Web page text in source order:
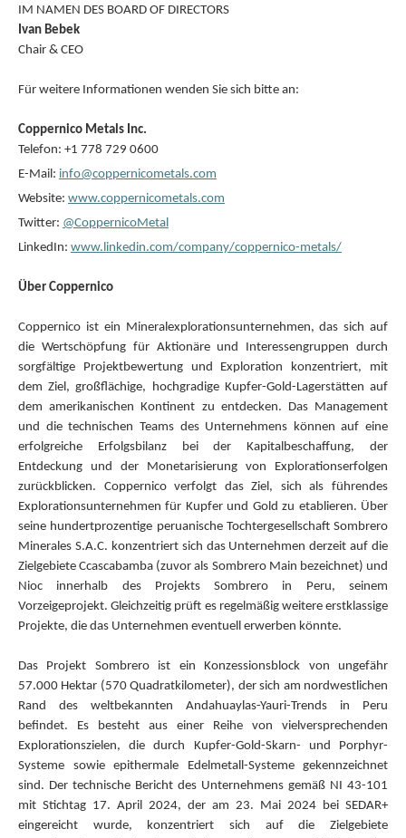
IM NAMEN DES BOARD OF DIRECTORS
Ivan Bebek
Chair & CEO
Für weitere Informationen wenden Sie sich bitte an:
Coppernico Metals Inc.
Telefon: +1 778 729 0600
E-Mail: info@coppernicometals.com
Website: www.coppernicometals.com
Twitter: @CoppernicoMetal
LinkedIn: www.linkedin.com/company/coppernico-metals/
Über Coppernico
Coppernico ist ein Mineralexplorationsunternehmen, das sich auf
die Wertschöpfung für Aktionäre und Interessengruppen durch
sorgfältige Projektbewertung und Exploration konzentriert, mit
dem Ziel, großflächige, hochgradige Kupfer-Gold-Lagerstätten auf
dem amerikanischen Kontinent zu entdecken. Das Management
und die technischen Teams des Unternehmens können auf eine
erfolgreiche Erfolgsbilanz bei der Kapitalbeschaffung, der
Entdeckung und der Monetarisierung von Explorationserfolgen
zurückblicken. Coppernico verfolgt das Ziel, sich als führendes
Explorationsunternehmen für Kupfer und Gold zu etablieren. Über
seine hundertprozentige peruanische Tochtergesellschaft Sombrero
Minerales S.A.C. konzentriert sich das Unternehmen derzeit auf die
Zielgebiete Ccascabamba (zuvor als Sombrero Main bezeichnet) und
Nioc innerhalb des Projekts Sombrero in Peru, seinem
Vorzeigeprojekt. Gleichzeitig prüft es regelmäßig weitere erstklassige
Projekte, die das Unternehmen eventuell erwerben könnte.
Das Projekt Sombrero ist ein Konzessionsblock von ungefähr
57.000 Hektar (570 Quadratkilometer), der sich am nordwestlichen
Rand des weltbekannten Andahuaylas-Yauri-Trends in Peru
befindet. Es besteht aus einer Reihe von vielversprechenden
Explorationszielen, die durch Kupfer-Gold-Skarn- und Porphyr-
Systeme sowie epithermale Edelmetall-Systeme gekennzeichnet
sind. Der technische Bericht des Unternehmens gemäß NI 43-101
mit Stichtag 17. April 2024, der am 23. Mai 2024 bei SEDAR+
eingereicht wurde, konzentriert sich auf die Zielgebiete